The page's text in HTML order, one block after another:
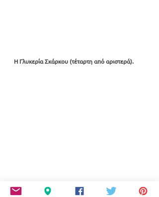
Η Γλυκερία Σκάρκου (τέταρτη από αριστερά).